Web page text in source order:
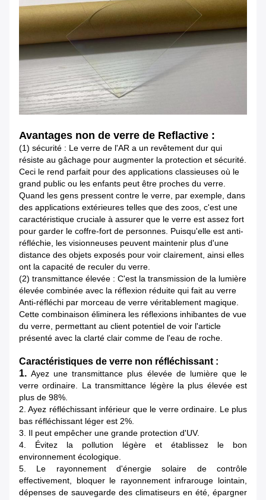
Avantages non de verre de Reflactive :
(1) sécurité : Le verre de l'AR a un revêtement dur qui
résiste au gâchage pour augmenter la protection et sécurité.
Ceci le rend parfait pour des applications classieuses où le
grand public ou les enfants peut être proches du verre.
Quand les gens pressent contre le verre, par exemple, dans
des applications extérieures telles que des zoos, c'est une
caractéristique cruciale à assurer que le verre est assez fort
pour garder le coffre-fort de personnes. Puisqu'elle est anti-
réfléchie, les visionneuses peuvent maintenir plus d'une
distance des objets exposés pour voir clairement, ainsi elles
ont la capacité de reculer du verre.
(2) transmittance élevée : C'est la transmission de la lumière
élevée combinée avec la réflexion réduite qui fait au verre
Anti-réfléchi par morceau de verre véritablement magique.
Cette combinaison éliminera les réflexions inhibantes de vue
du verre, permettant au client potentiel de voir l'article
présenté avec la clarté clair comme de l'eau de roche.
Caractéristiques de verre non réfléchissant :
1.Ayez une transmittance plus élevée de lumière que le
verre ordinaire. La transmittance légère la plus élevée est
plus de 98%.
2. Ayez réfléchissant inférieur que le verre ordinaire. Le plus
bas réfléchissant léger est 2%.
3. Il peut empêcher une grande protection d'UV.
4. Évitez la pollution légère et établissez le bon
environnement écologique.
5. Le rayonnement d'énergie solaire de contrôle
effectivement, bloquer le rayonnement infrarouge lointain,
dépenses de sauvegarde des climatiseurs en été, épargner